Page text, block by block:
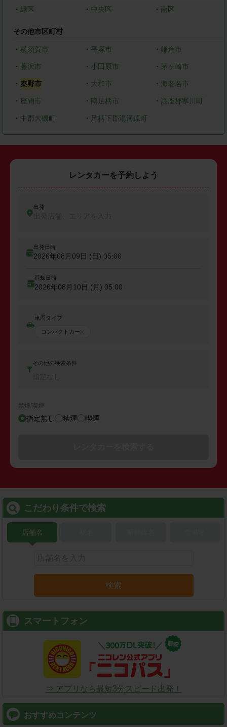
・ 緑区 ・ 中央区 ・ 南区
その他市区町村
・ 横須賀市 ・ 平塚市 ・ 鎌倉市
・ 藤沢市 ・ 小田原市 ・ 茅ヶ崎市
・ 秦野市 ・ 大和市 ・ 海老名市
・ 座間市 ・ 南足柄市 ・ 高座郡寒川町
・ 中郡大磯町 ・ 足柄下郡湯河原町
レンタカーを予約しよう
出発
出発日時
2026年08月09日 (日) 05:00
返却日時
2026年08月10日 (月) 05:00
車両タイプ
コンパクトカー
その他の検索条件
禁煙/喫煙
指定無し 禁煙 喫煙
こだわり条件で検索
店舗名
検索
スマートフォン
⇒ アプリなら最短3分スピード出発！
おすすめコンテンツ